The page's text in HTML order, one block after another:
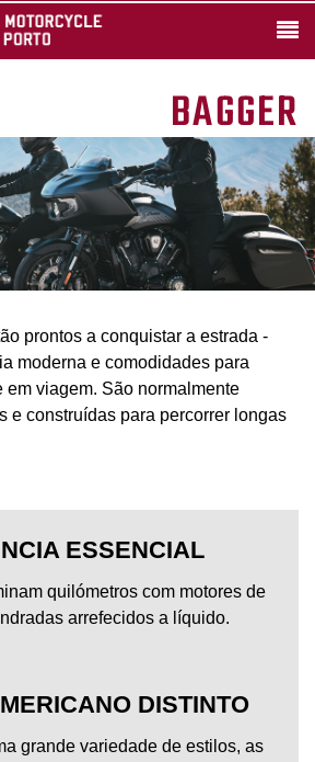
BAGGER
prontos a conquistar a estrada -
moderna e comodidades para
em viagem. São normalmente
e construídas para percorrer longas
ESSENCIAL
quilómetros com motores de
arrefecidos a líquido.
DISTINTO
grande variedade de estilos, as